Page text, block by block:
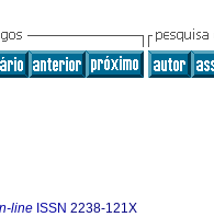
line ISSN 2238-121X